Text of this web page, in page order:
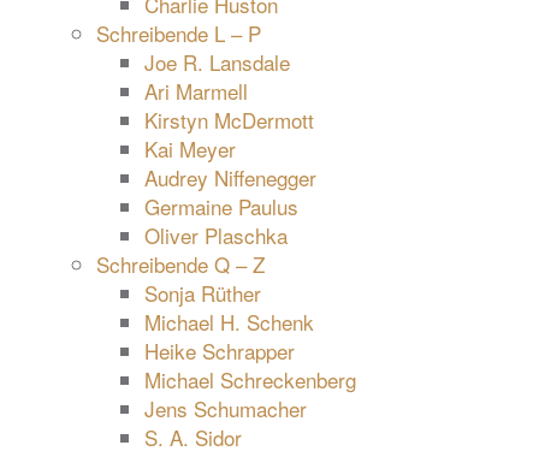
Schreibende L – P
Joe R. Lansdale
Ari Marmell
Kirstyn McDermott
Kai Meyer
Audrey Niffenegger
Germaine Paulus
Oliver Plaschka
Schreibende Q – Z
Sonja Rüther
Michael H. Schenk
Heike Schrapper
Michael Schreckenberg
Jens Schumacher
S. A. Sidor